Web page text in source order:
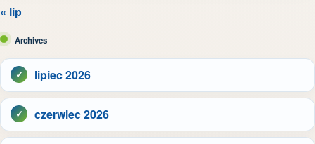
« lip
Archives
lipiec 2026
czerwiec 2026